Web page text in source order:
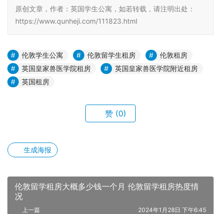
原创文章，作者：英国学生公寓，如若转载，请注明出处：
https://www.qunheji.com/111823.html
伦敦学生公寓 伦敦留学生租房
伦敦租房
英国皇家兽医学院租房
英国皇家兽医学院附近租房
英国租房
赞 (0)
生成海报
伦敦留学租房大概多少钱一个月 伦敦留学租房热度情
况
上一篇 2024年1月28日 下午6:45